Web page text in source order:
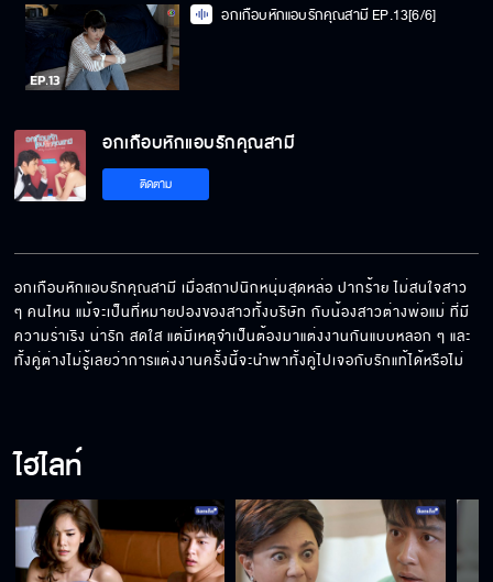
อกเกือบหักแอบรักคุณสามี EP.13[6/6]
อกเกือบหักแอบรักคุณสามี
ติดตาม
อกเกือบหักแอบรักคุณสามี เมื่อสถาปนิกหนุ่มสุดหล่อ ปากร้าย ไม่สนใจสาว
ๆ คนไหน แม้จะเป็นที่หมายปองของสาวทั้งบริษัท กับน้องสาวต่างพ่อแม่ ที่มี
ความร่าเริง น่ารัก สดใส แต่มีเหตุจำเป็นต้องมาแต่งงานกันแบบหลอก ๆ และ
ทั้งคู่ต่างไม่รู้เลยว่าการแต่งงานครั้งนี้จะนำพาทั้งคู่ไปเจอกับรักแท้ได้หรือไม่
ไฮไลท์